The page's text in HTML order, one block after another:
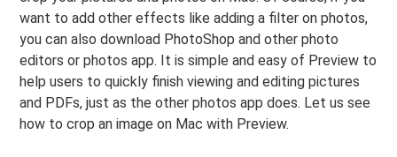
want to add other effects like adding a filter on photos,
you can also download PhotoShop and other photo
editors or photos app. It is simple and easy of Preview to
help users to quickly finish viewing and editing pictures
and PDFs, just as the other photos app does. Let us see
how to crop an image on Mac with Preview.